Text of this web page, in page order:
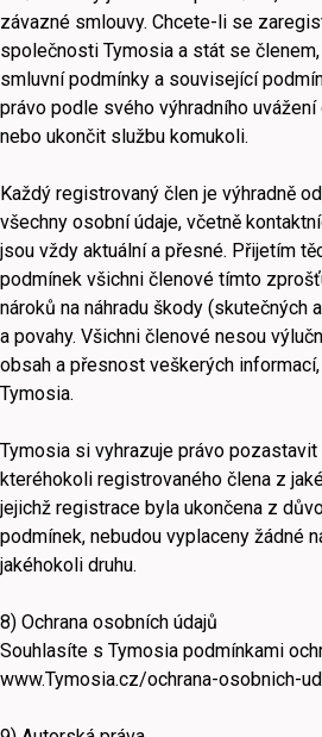
závazné smlouvy. Chcete-li se
společnosti Tymosia a stát se
smluvní podmínky a související
právo podle svého výhradního
nebo ukončit službu komukoli.
Každý registrovaný člen je výhradně
všechny osobní údaje, včetně
jsou vždy aktuální a přesné. Přijetím
podmínek všichni členové tímto
nároků na náhradu škody (skutečných
a povahy. Všichni členové nesou
obsah a přesnost veškerých
Tymosia.
Tymosia si vyhrazuje právo
kteréhokoli registrovaného člena z
jejichž registrace byla ukončena z
podmínek, nebudou vyplaceny žádné
jakéhokoli druhu.
8) Ochrana osobních údajů
Souhlasíte s Tymosia podmínkami
www.Tymosia.cz/ochrana-osobnich-